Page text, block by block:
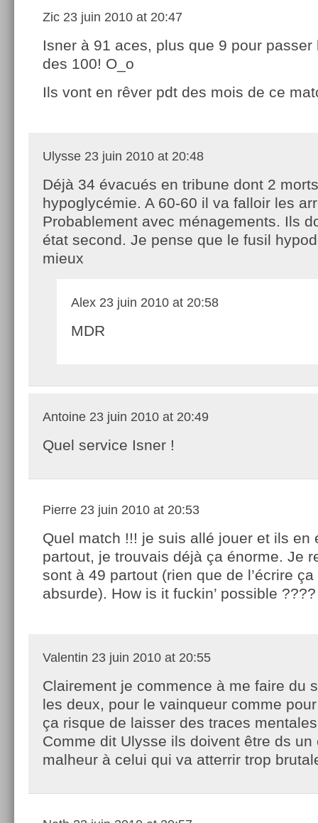
Zic 23 juin 2010 at 20:47
Isner à 91 aces, plus que 9 pour passer
des 100! O_o
Ils vont en rêver pdt des mois de ce
Ulysse 23 juin 2010 at 20:48
Déjà 34 évacués en tribune dont 2
hypoglycémie. A 60-60 il va falloir les
Probablement avec ménagements. Ils
état second. Je pense que le fusil
mieux
Alex 23 juin 2010 at 20:58
MDR
Antoine 23 juin 2010 at 20:49
Quel service Isner !
Pierre 23 juin 2010 at 20:53
Quel match !!! je suis allé jouer et ils en
partout, je trouvais déjà ça énorme. Je
sont à 49 partout (rien que de l’écrire
absurde). How is it fuckin’ possible ????
Valentin 23 juin 2010 at 20:55
Clairement je commence à me faire du
les deux, pour le vainqueur comme
ça risque de laisser des traces
Comme dit Ulysse ils doivent être ds un
malheur à celui qui va atterrir trop